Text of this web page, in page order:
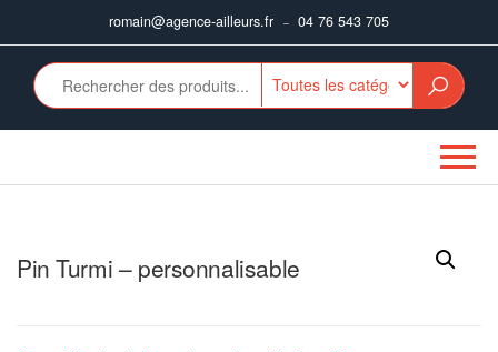
romain@agence-ailleurs.fr – 04 76 543 705
Pin Turmi – personnalisable